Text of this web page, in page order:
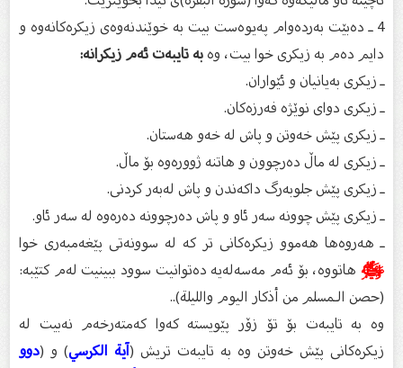
4 ـ دەبێت بەردەوام پەیوەست بیت بە خوێندنەوەی زیكرەكانەوە و
دایم دەم بە زیكری خوا بیت، وە بە تایبەت ئەم زیكرانە:
ـ زیكری بەیانیان و ئێواران.
ـ زیكری دوای نوێژە فەرزەكان.
ـ زیكری پێش خەوتن و پاش لە خەو هەستان.
ـ زیكری لە ماڵ دەرچوون و هاتنە ژوورەوە بۆ ماڵ.
ـ زیكری پێش جلوبەرگ داكەندن و پاش لەبەر كردنی.
ـ زیكری پێش چوونە سەر ئاو و پاش دەرچوونە دەرەوە لە سەر ئاو.
ـ هەروەها هەموو زیكرەكانی تر كە لە سوونەتی پێغەمبەری خوا
ﷺهاتووە، بۆ ئەم مەسەلەیە دەتوانیت سوود ببینیت لەم كتێبە:
(حصن الـمسلم من أذكار اليوم والليلة)..
وە بە تایبەت بۆ تۆ زۆر پێویستە كەوا كەمتەرخەم نەبیت لە
زیكرەكانی پێش خەوتن وە بە تایبەت تریش (آية الكرسي) و (دوو